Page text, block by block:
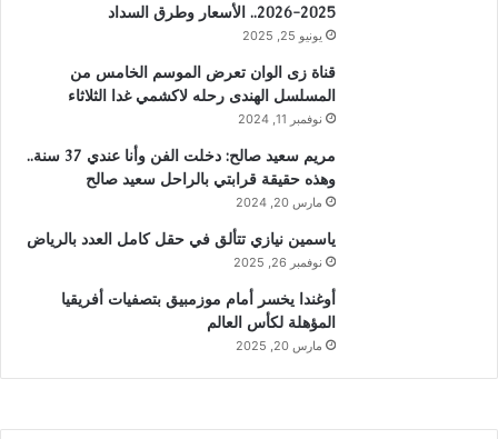
2025-2026.. الأسعار وطرق السداد
يونيو 25, 2025
قناة زى الوان تعرض الموسم الخامس من
المسلسل الهندى رحله لاكشمي غدا الثلاثاء
نوفمبر 11, 2024
مريم سعيد صالح: دخلت الفن وأنا عندي 37 سنة..
وهذه حقيقة قرابتي بالراحل سعيد صالح
مارس 20, 2024
ياسمين نيازي تتألق في حقل كامل العدد بالرياض
نوفمبر 26, 2025
أوغندا يخسر أمام موزمبيق بتصفيات أفريقيا
المؤهلة لكأس العالم
مارس 20, 2025